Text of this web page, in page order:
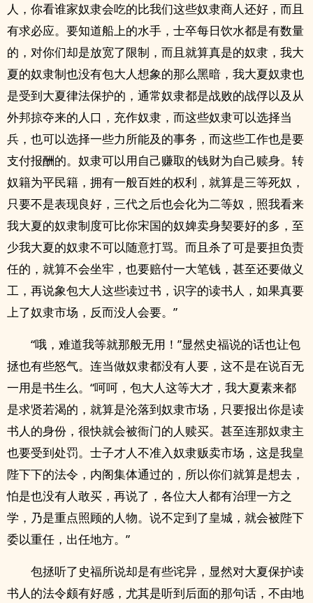
人，你看谁家奴隶会吃的比我们这些奴隶商人还好，而且
有求必应。要知道船上的水手，士卒每日饮水都是有数量
的，对你们却是放宽了限制，而且就算真是的奴隶，我大
夏的奴隶制也没有包大人想象的那么黑暗，我大夏奴隶也
是受到大夏律法保护的，通常奴隶都是战败的战俘以及从
外邦掠夺来的人口，充作奴隶，而这些奴隶可以选择当
兵，也可以选择一些力所能及的事务，而这些工作也是要
支付报酬的。奴隶可以用自己赚取的钱财为自己赎身。转
奴籍为平民籍，拥有一般百姓的权利，就算是三等死奴，
只要不是表现良好，三代之后也会化为二等奴，照我看来
我大夏的奴隶制度可比你宋国的奴婢卖身契要好的多，至
少我大夏的奴隶不可以随意打骂。而且杀了可是要担负责
任的，就算不会坐牢，也要赔付一大笔钱，甚至还要做义
工，再说象包大人这些读过书，识字的读书人，如果真要
上了奴隶市场，反而没人会要。”
“哦，难道我等就那般无用！”显然史福说的话也让包
拯也有些怒气。连当做奴隶都没有人要，这不是在说百无
一用是书生么。“呵呵，包大人这等大才，我大夏素来都
是求贤若渴的，就算是沦落到奴隶市场，只要报出你是读
书人的身份，很快就会被衙门的人赎买。甚至连那奴隶主
也要受到处罚。士子才人不准入奴隶贩卖市场，这是我皇
陛下下的法令，内阁集体通过的，所以你们就算是想去，
怕是也没有人敢买，再说了，各位大人都有治理一方之
学，乃是重点照顾的人物。说不定到了皇城，就会被陛下
委以重任，出任地方。”
包拯听了史福所说却是有些诧异，显然对大夏保护读
书人的法令颇有好感，尤其是听到后面的那句话，不由地